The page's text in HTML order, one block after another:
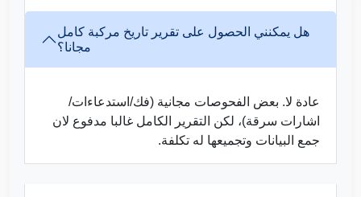
Autocheck
IAAI Copart
IAAI
IAAI
هل يمكنني الحصول على تقرير تاريخ مركبة كامل
مجانا؟
عادة لا. بعض الفحوصات مجانية (فك/استدعاءات/
اشارات سرقة)، لكن التقرير الكامل غالبا مدفوع لان
جمع البيانات وتجميعها له تكلفة.